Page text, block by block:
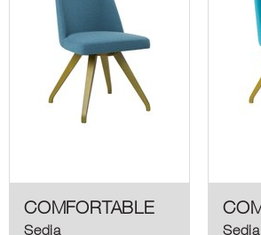
COMFORTABLE
Sedia Sedia